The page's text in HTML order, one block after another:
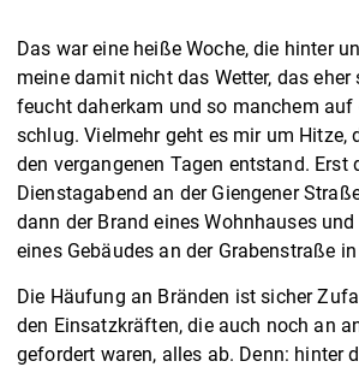
Das war eine heiße Woche, die hinter
meine damit nicht das Wetter, das eher
feucht daherkam und so manchem auf
schlug. Vielmehr geht es mir um Hitze,
den vergangenen Tagen entstand. Erst
Dienstagabend an der Giengener
dann der Brand eines Wohnhauses
eines Gebäudes an der Grabenstraße
Die Häufung an Bränden ist sicher
den Einsatzkräften, die auch noch an
gefordert waren, alles ab. Denn: hinter